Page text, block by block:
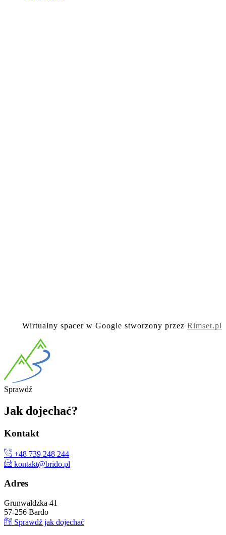
Wirtualny spacer w Google stworzony przez Rimset.pl
Sprawdź
Jak dojechać?
Kontakt
+48 739 248 244
kontakt@brido.pl
Adres
Grunwaldzka 41
57-256 Bardo
Sprawdź jak dojechać